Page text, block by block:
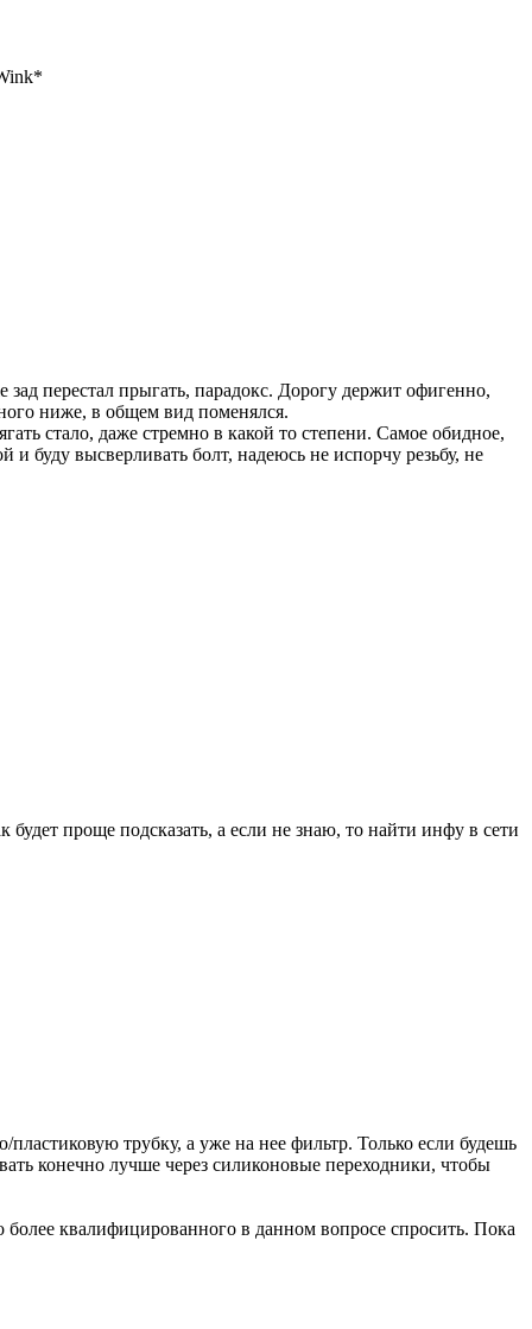
перестал прыгать, парадокс. Дорогу держит офигенно,
ниже, в общем вид поменялся.
стало, даже стремно в какой то степени. Самое обидное,
буду высверливать болт, надеюсь не испорчу резьбу, не
проще подсказать, а если не знаю, то найти инфу в сети
трубку, а уже на нее фильтр. Только если будешь
конечно лучше через силиконовые переходники, чтобы
квалифицированного в данном вопросе спросить. Пока